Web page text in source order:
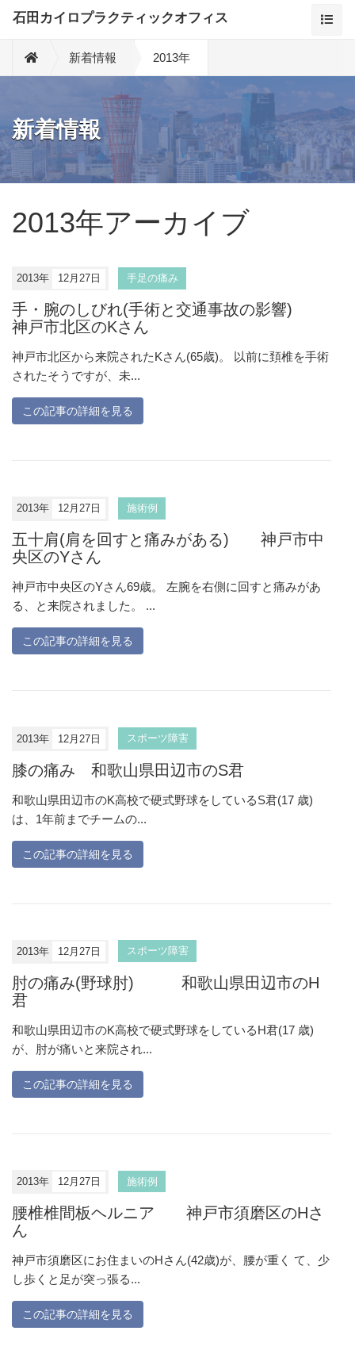
石田カイロプラクティックオフィス
新着情報 2013年
新着情報
2013年アーカイブ
2013年 12月27日 手足の痛み
手・腕のしびれ(手術と交通事故の影響)
神戸市北区のKさん
神戸市北区から来院されたKさん(65歳)。 以前に頚椎を手術
されたそうですが、未...
この記事の詳細を見る
2013年 12月27日 施術例
五十肩(肩を回すと痛みがある) 神戸市中
央区のYさん
神戸市中央区のYさん69歳。 左腕を右側に回すと痛みがあ
る、と来院されました。 ...
この記事の詳細を見る
2013年 12月27日 スポーツ障害
膝の痛み 和歌山県田辺市のS君
和歌山県田辺市のK高校で硬式野球をしているS君(17 歳)
は、1年前までチームの...
この記事の詳細を見る
2013年 12月27日 スポーツ障害
肘の痛み(野球肘) 和歌山県田辺市のH
君
和歌山県田辺市のK高校で硬式野球をしているH君(17 歳)
が、肘が痛いと来院され...
この記事の詳細を見る
2013年 12月27日 施術例
腰椎椎間板ヘルニア 神戸市須磨区のHさ
ん
神戸市須磨区にお住まいのHさん(42歳)が、腰が重く て、少
し歩くと足が突っ張る...
この記事の詳細を見る